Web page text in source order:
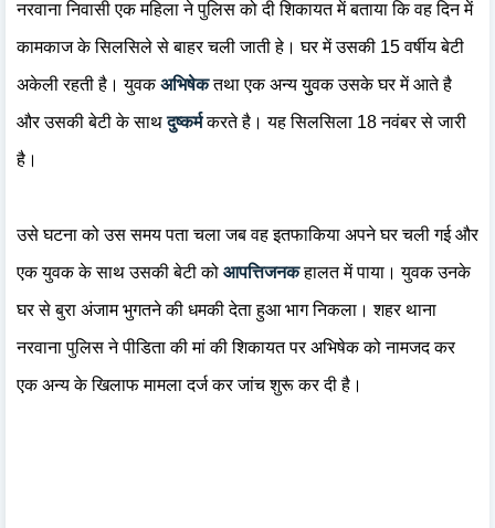
नरवाना निवासी एक महिला ने पुलिस को दी शिकायत में बताया कि वह दिन में
कामकाज के सिलसिले से बाहर चली जाती हे। घर में उसकी 15 वर्षीय बेटी
अकेली रहती है। युवकअभिषेकतथा एक अन्य युुवक उसके घर में आते है
और उसकी बेटी के साथदुष्कर्मकरते है। यह सिलसिला 18 नवंबर से जारी
है।
उसे घटना को उस समय पता चला जब वह इतफाकिया अपने घर चली गई और
एक युवक के साथ उसकी बेटी को आपत्तिजनकहालत में पाया। युवक उनके
घर से बुरा अंजाम भुगतने की धमकी देता हुआ भाग निकला। शहर थाना
नरवाना पुलिस ने पीडिता की मां की शिकायत पर अभिषेक को नामजद कर
एक अन्य के खिलाफ मामला दर्ज कर जांच शुरू कर दी है।